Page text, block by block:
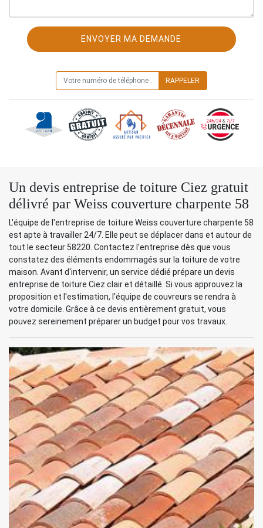
Un devis entreprise de toiture Ciez gratuit
délivré par Weiss couverture charpente 58
L'équipe de l'entreprise de toiture Weiss couverture charpente 58
est apte à travailler 24/7. Elle peut se déplacer dans et autour de
tout le secteur 58220. Contactez l'entreprise dès que vous
constatez des éléments endommagés sur la toiture de votre
maison. Avant d'intervenir, un service dédié prépare un devis
entreprise de toiture Ciez clair et détaillé. Si vous approuvez la
proposition et l'estimation, l'équipe de couvreurs se rendra à
votre domicile. Grâce à ce devis entièrement gratuit, vous
pouvez sereinement préparer un budget pour vos travaux.